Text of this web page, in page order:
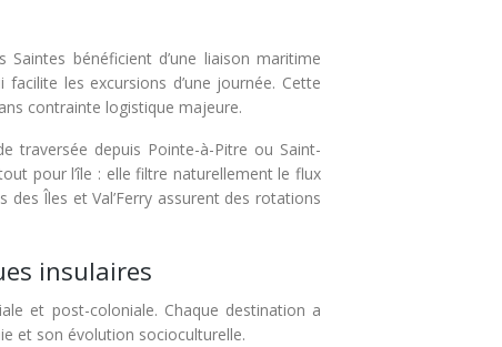
bénéficient d’une liaison maritime
les excursions d’une journée. Cette
contrainte logistique majeure.
traversée depuis Pointe-à-Pitre ou Saint-
pour l’île : elle filtre naturellement le flux
des Îles et Val’Ferry assurent des rotations
insulaires
et post-coloniale. Chaque destination a
et son évolution socioculturelle.